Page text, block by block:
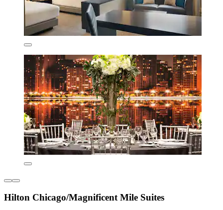
Hilton Chicago/Magnificent Mile Suites